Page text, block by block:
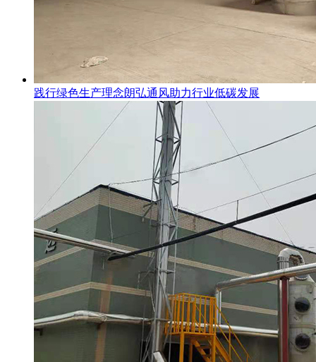
践行绿色生产理念朗弘通风助力行业低碳发展